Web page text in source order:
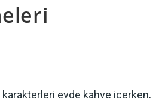
evde kahve içerken,